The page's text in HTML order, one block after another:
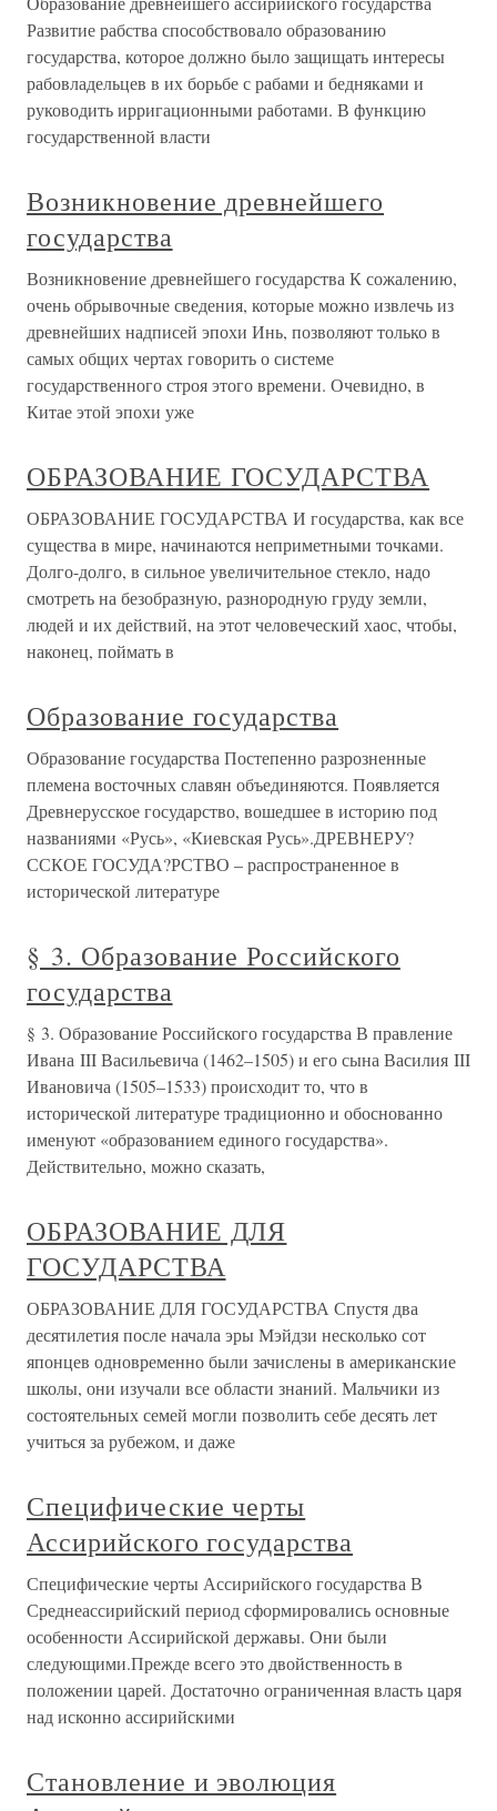
Развитие рабства способствовало образованию
государства, которое должно было защищать интересы
рабовладельцев в их борьбе с рабами и бедняками и
руководить ирригационными работами. В функцию
государственной власти
Возникновение древнейшего
государства
Возникновение древнейшего государства К сожалению,
очень обрывочные сведения, которые можно извлечь из
древнейших надписей эпохи Инь, позволяют только в
самых общих чертах говорить о системе
государственного строя этого времени. Очевидно, в
Китае этой эпохи уже
ОБРАЗОВАНИЕ ГОСУДАРСТВА
ОБРАЗОВАНИЕ ГОСУДАРСТВА И государства, как все
существа в мире, начинаются неприметными точками.
Долго-долго, в сильное увеличительное стекло, надо
смотреть на безобразную, разнородную груду земли,
людей и их действий, на этот человеческий хаос, чтобы,
наконец, поймать в
Образование государства
Образование государства Постепенно разрозненные
племена восточных славян объединяются. Появляется
Древнерусское государство, вошедшее в историю под
названиями «Русь», «Киевская Русь».ДРЕВНЕРУ?
ССКОЕ ГОСУДА?РСТВО – распространенное в
исторической литературе
§ 3. Образование Российского
государства
§ 3. Образование Российского государства В правление
Ивана III Васильевича (1462–1505) и его сына Василия III
Ивановича (1505–1533) происходит то, что в
исторической литературе традиционно и обоснованно
именуют «образованием единого государства».
Действительно, можно сказать,
ОБРАЗОВАНИЕ ДЛЯ
ГОСУДАРСТВА
ОБРАЗОВАНИЕ ДЛЯ ГОСУДАРСТВА Спустя два
десятилетия после начала эры Мэйдзи несколько сот
японцев одновременно были зачислены в американские
школы, они изучали все области знаний. Мальчики из
состоятельных семей могли позволить себе десять лет
учиться за рубежом, и даже
Специфические черты
Ассирийского государства
Специфические черты Ассирийского государства В
Среднеассирийский период сформировались основные
особенности Ассирийской державы. Они были
следующими.Прежде всего это двойственность в
положении царей. Достаточно ограниченная власть царя
над исконно ассирийскими
Становление и эволюция